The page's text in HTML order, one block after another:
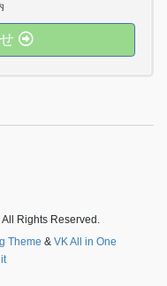
Rights Reserved.
Theme & VK All in One